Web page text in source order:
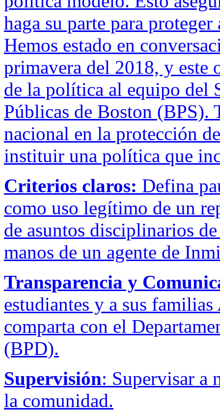
haga su parte para
Hemos estado en
primavera del 2018, y este
de la política al equipo del
Públicas de Boston (BPS).
nacional en la protección
instituir una política que
Criterios claros: Defina
como uso legítimo de un
de asuntos disciplinarios
manos de un agente de
Transparencia y
estudiantes y a sus
comparta con el
(BPD).
Supervisión: Supervisar a
la comunidad.